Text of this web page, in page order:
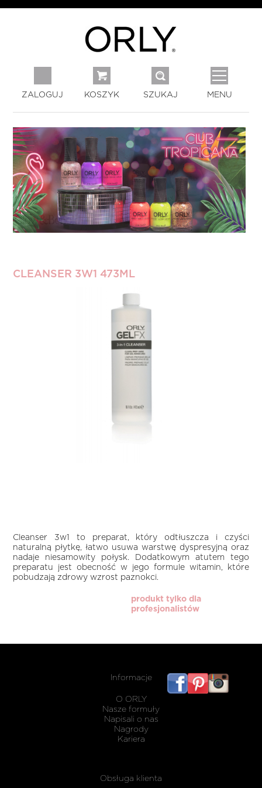
ZALOGUJ KOSZYK SZUKAJ MENU
CLEANSER 3W1 473ML
Cleanser 3w1 to preparat, który odtłuszcza i czyści
naturalną płytkę, łatwo usuwa warstwę dyspresyjną oraz
nadaje niesamowity połysk. Dodatkowym atutem tego
preparatu jest obecność w jego formule witamin, które
pobudzają zdrowy wzrost paznokci.
produkt tylko dla
profesjonalistów
Informacje
O ORLY
Nasze formuły
Napisali o nas
Nagrody
Kariera
Obsługa klienta